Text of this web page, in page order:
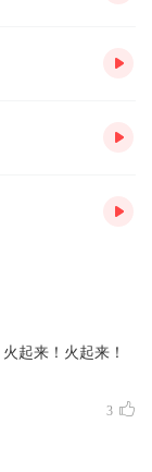
起来！火起来！
3